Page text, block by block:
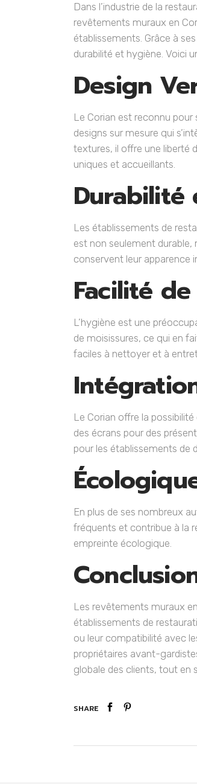
Dans l’industrie de la
revêtements muraux en
établissements. Grâce à
durabilité et hygiène. Voici
Design
Le Corian est reconnu
designs sur mesure qui
textures, il offre une liberté
uniques et accueillants.
Durabilité
Les établissements de
est non seulement durable,
conservent leur apparence
Facilité
L’hygiène est une
de moisissures, ce qui en
faciles à nettoyer et à
Le Corian offre la
des écrans pour des
pour les établissements de
En plus de ses nombreux
fréquents et contribue à la
empreinte écologique.
Les revêtements muraux
établissements de
ou leur compatibilité avec
propriétaires avant-
globale des clients, tout en
SHARE